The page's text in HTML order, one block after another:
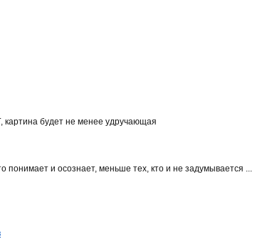
картина будет не менее удручающая
понимает и осознает, меньше тех, кто и не задумывается ...